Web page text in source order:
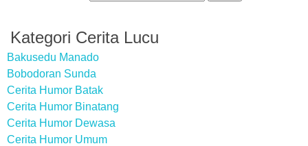
Kategori Cerita Lucu
Bakusedu Manado
Bobodoran Sunda
Cerita Humor Batak
Cerita Humor Binatang
Cerita Humor Dewasa
Cerita Humor Umum